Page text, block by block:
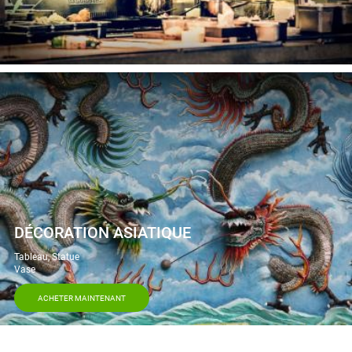
DÉCORATION ASIATIQUE
Tableau, Statue
Vase
ACHETER MAINTENANT